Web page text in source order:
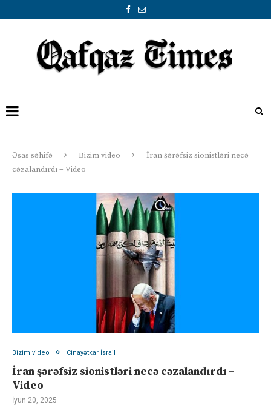
Əsas səhifə Bizim video
İran şərəfsiz sionistləri necə
cəzalandırdı – Video
Bizim video Cinayətkar İsrail
İran şərəfsiz sionistləri necə cəzalandırdı –
Video
İyun 20, 2025